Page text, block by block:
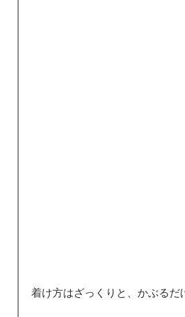
着け方はざっくりと、かぶるだ